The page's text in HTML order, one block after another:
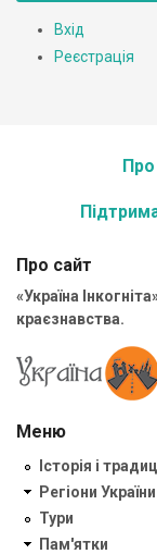
Вхід
Реєстрація
Про
Про сайт
«Україна
краєзнавства.
Меню
Історія і
Регіони України
Тури
Пам'ятки